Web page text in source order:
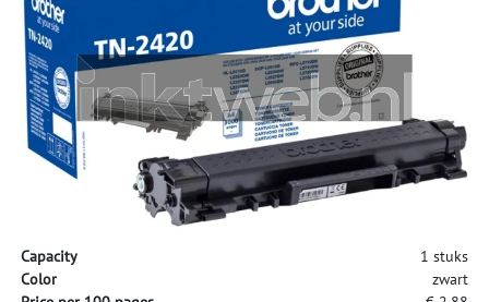
Capacity
1 stuks
Color
zwart